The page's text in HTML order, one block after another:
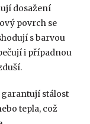
dosažení
povrch se
s barvou
i případnou
stálost
tepla, což